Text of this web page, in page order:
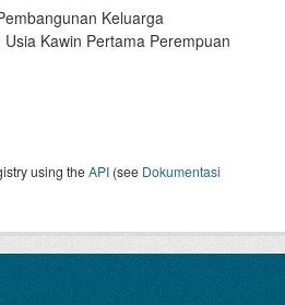
Keluarga
Kawin Pertama Perempuan
using theAPI (see Dokumentasi